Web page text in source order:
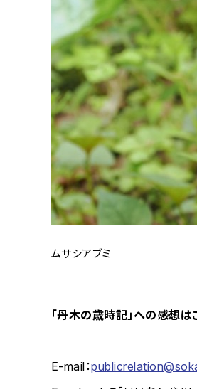
ムサシアブミ
「丹木の歳時記」への感想は
E-mail：